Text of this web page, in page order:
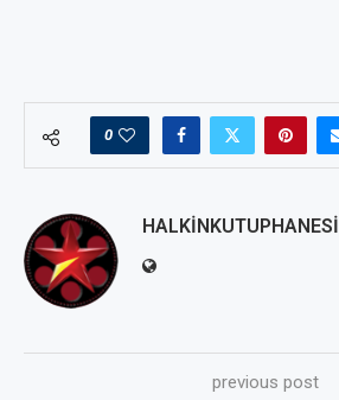
0
HALKINKUTUPHANESI
previous post